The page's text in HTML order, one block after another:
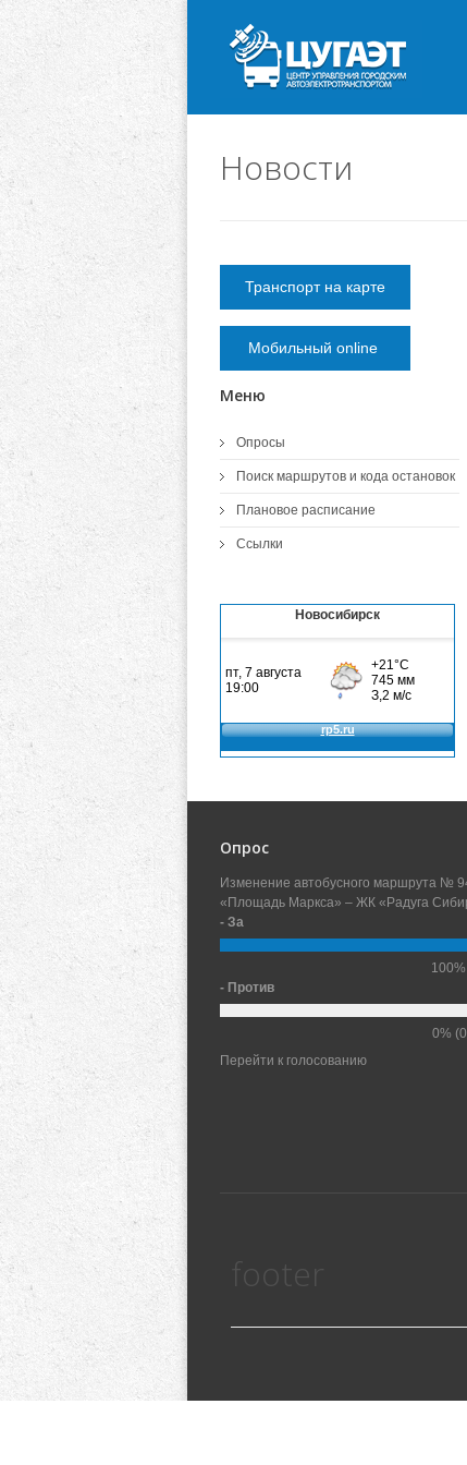
Новости
Транспорт на карте
Мобильный online
Меню
Опросы
Поиск маршрутов и кода остановок
Плановое расписание
Ссылки
Новосибирск
Опрос
Изменение автобусного маршрута №
«Площадь Маркса» – ЖК «Радуга
- За
100%
- Против
0%
Перейти к голосованию
footer